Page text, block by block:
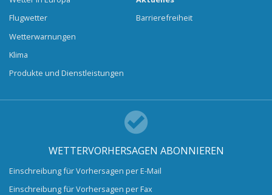
Flugwetter
Wetterwarnungen
Klima
Produkte und Dienstleistungen
Barrierefreiheit
WETTERVORHERSAGEN ABONNIEREN
Einschreibung für Vorhersagen per E-Mail
Einschreibung für Vorhersagen per Fax